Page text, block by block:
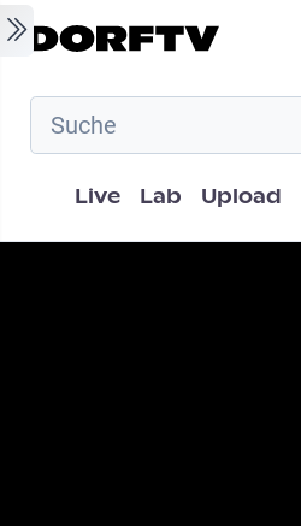
Skip to main content
Hauptnavigation
Live Lab Upload